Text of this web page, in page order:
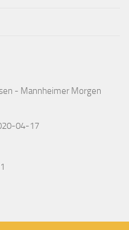
- Mannheimer Morgen
04-17